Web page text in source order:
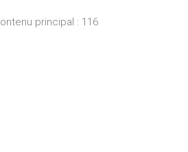
principal : 116